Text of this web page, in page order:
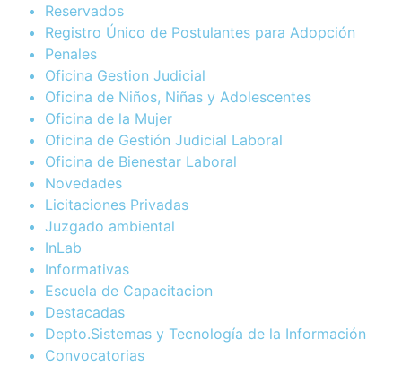
Reservados
Registro Único de Postulantes para Adopción
Penales
Oficina Gestion Judicial
Oficina de Niños, Niñas y Adolescentes
Oficina de la Mujer
Oficina de Gestión Judicial Laboral
Oficina de Bienestar Laboral
Novedades
Licitaciones Privadas
Juzgado ambiental
InLab
Informativas
Escuela de Capacitacion
Destacadas
Depto.Sistemas y Tecnología de la Información
Convocatorias